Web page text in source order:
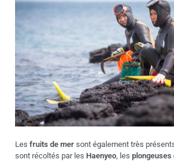
Les fruits de mer sont également très
sont récoltés par les Haenyeo, les plongeuses